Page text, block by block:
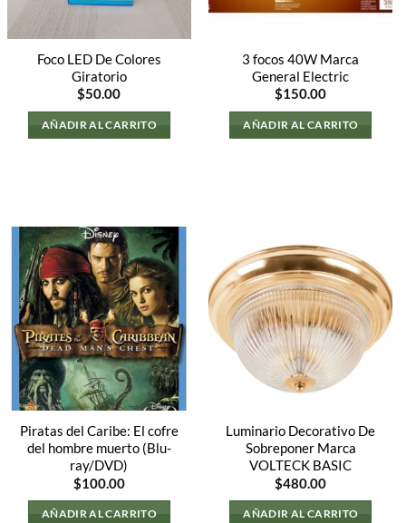
Foco LED De Colores
Giratorio
$50.00
AÑADIR AL CARRITO
3 focos 40W Marca
General Electric
$150.00
AÑADIR AL CARRITO
Piratas del Caribe: El cofre
del hombre muerto (Blu-
ray/DVD)
$100.00
AÑADIR AL CARRITO
Luminario Decorativo De
Sobreponer Marca
VOLTECK BASIC
$480.00
AÑADIR AL CARRITO